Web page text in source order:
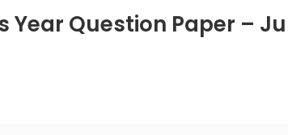
Year Question Paper –